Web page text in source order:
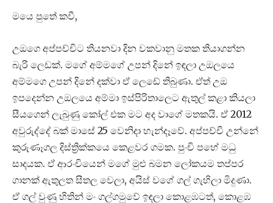
මයෙ පුතේ කවී,
උඔගෙ අප්පච්චිට තියනවා දින වකවානු මතක තියාගන්න
බැරි ලෙඩක්. මගේ අම්මගේ උපන් දිනේ ඉඳලා උඔලයෙ
අම්මගෙ උපන් දිනේ දක්වා ඒ ලෙඩේ තිබුණා. ඒත් උඔ
ඉපදෙන්න උඔලයෙ අම්මා ඉස්පිරිතාලෙට ඇතුල් කළා කියලා
සීයගෙන් ලැබුණු කෝල් එක මට අද වාගේ මතකයි. ඒ 2012
අවුරුද්දේ බක් මාසේ 25 වෙනිදා හැන්දෑවේ. අප්පච්චී උන්නේ
කුරුණෑගල දිස්ත්‍රික්කයෙ කෙළවර ගමක. පුංචි පහේ මධු
සාදයක. ඒ ආරංචියෙන් මගේ මුළු බමන ලෝකයම තප්පර
ගානක් ඇතුලත සීතල වෙලා, අයිස් වගේ ගල් ගැහිලා මිදුණා.
ඒ ගල් වුණු හිතින් මං ගල්ගමුවේ ඉඳලා කොළඹටත්, කොළඹ